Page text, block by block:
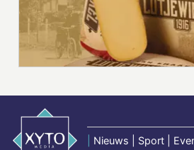
Nieuws | Sport |